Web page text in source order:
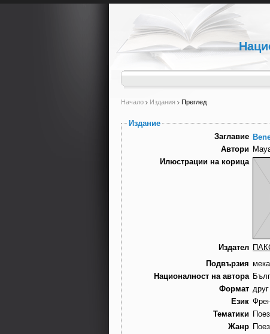
Начало Издания Преглед
Издание
Заглавие
Автори
Илюстрации на корица
Издател
Подвързия мека
Националност на автора
Формат друг
Език
Тематики
Жанр